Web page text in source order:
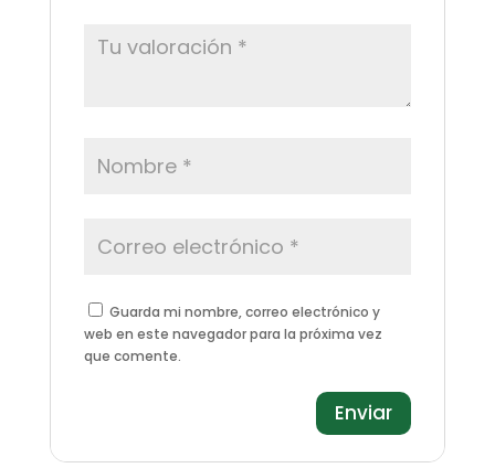
Guarda mi nombre, correo electrónico y
web en este navegador para la próxima vez
que comente.